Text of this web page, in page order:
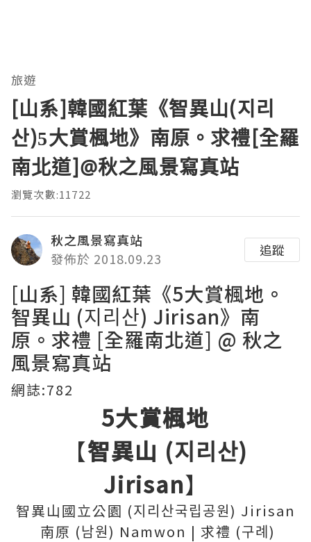
旅遊
[山系]韓國紅葉《智異山(지리
산)5大賞楓地》南原。求禮[全羅
南北道]@秋之風景寫真站
瀏覽次數:11722
秋之風景寫真站
發佈於 2018.09.23
追蹤
[山系] 韓國紅葉《5大賞楓地。
智異山 (지리산) Jirisan》南
原。求禮 [全羅南北道] @ 秋之
風景寫真站
網誌:782
5大賞楓地
【智異山 (지리산)
Jirisan】
智異山國立公園 (지리산국립공원) Jirisan
南原 (남원) Namwon | 求禮 (구례)